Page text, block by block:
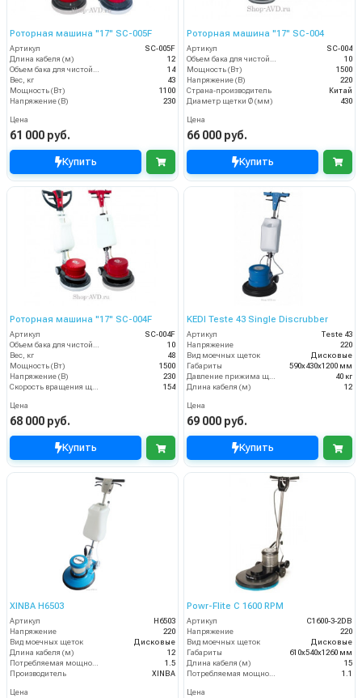
Роторная машина "17" SC-005F
Артикул
SC-005F
Длина кабеля (м)
12
14
Вес, кг
43
Мощность (Вт)
1100
Напряжение (В)
230
Цена
61 000 руб.
Купить
Роторная машина "17" SC-004
Артикул
SC-004
10
Мощность (Вт)
1500
Напряжение (В)
220
Страна-производитель
Китай
Диаметр щетки Ø (мм)
430
Цена
66 000 руб.
Купить
Роторная машина "17" SC-004F
Артикул
SC-004F
Объем бака для чистой воды, л
10
Вес, кг
48
Мощность (Вт)
1500
Напряжение (В)
230
Скорость вращения щётки (об/мин)
154
Цена
68 000 руб.
Купить
KEDI Teste 43 Single Discrubber
Артикул
Teste 43
Напряжение
220
Вид моечных щеток
Дисковые
Габариты
590х430х1200 мм
Давление прижима щеток
40 кг
Длина кабеля (м)
12
Цена
69 000 руб.
Купить
XINBA H6503
Артикул
H6503
Напряжение
220
Вид моечных щеток
Дисковые
Длина кабеля (м)
12
Потребляемая мощность (кВт)
1.5
Производитель
XINBA
Цена
Powr-Flite C 1600 RPM
Артикул
C1600-3-2DB
Напряжение
220
Вид моечных щеток
Дисковые
Габариты
610х540х1260 мм
Длина кабеля (м)
15
Потребляемая мощность (кВт)
1.1
Цена